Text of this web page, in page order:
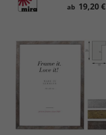
ab 19,20 €